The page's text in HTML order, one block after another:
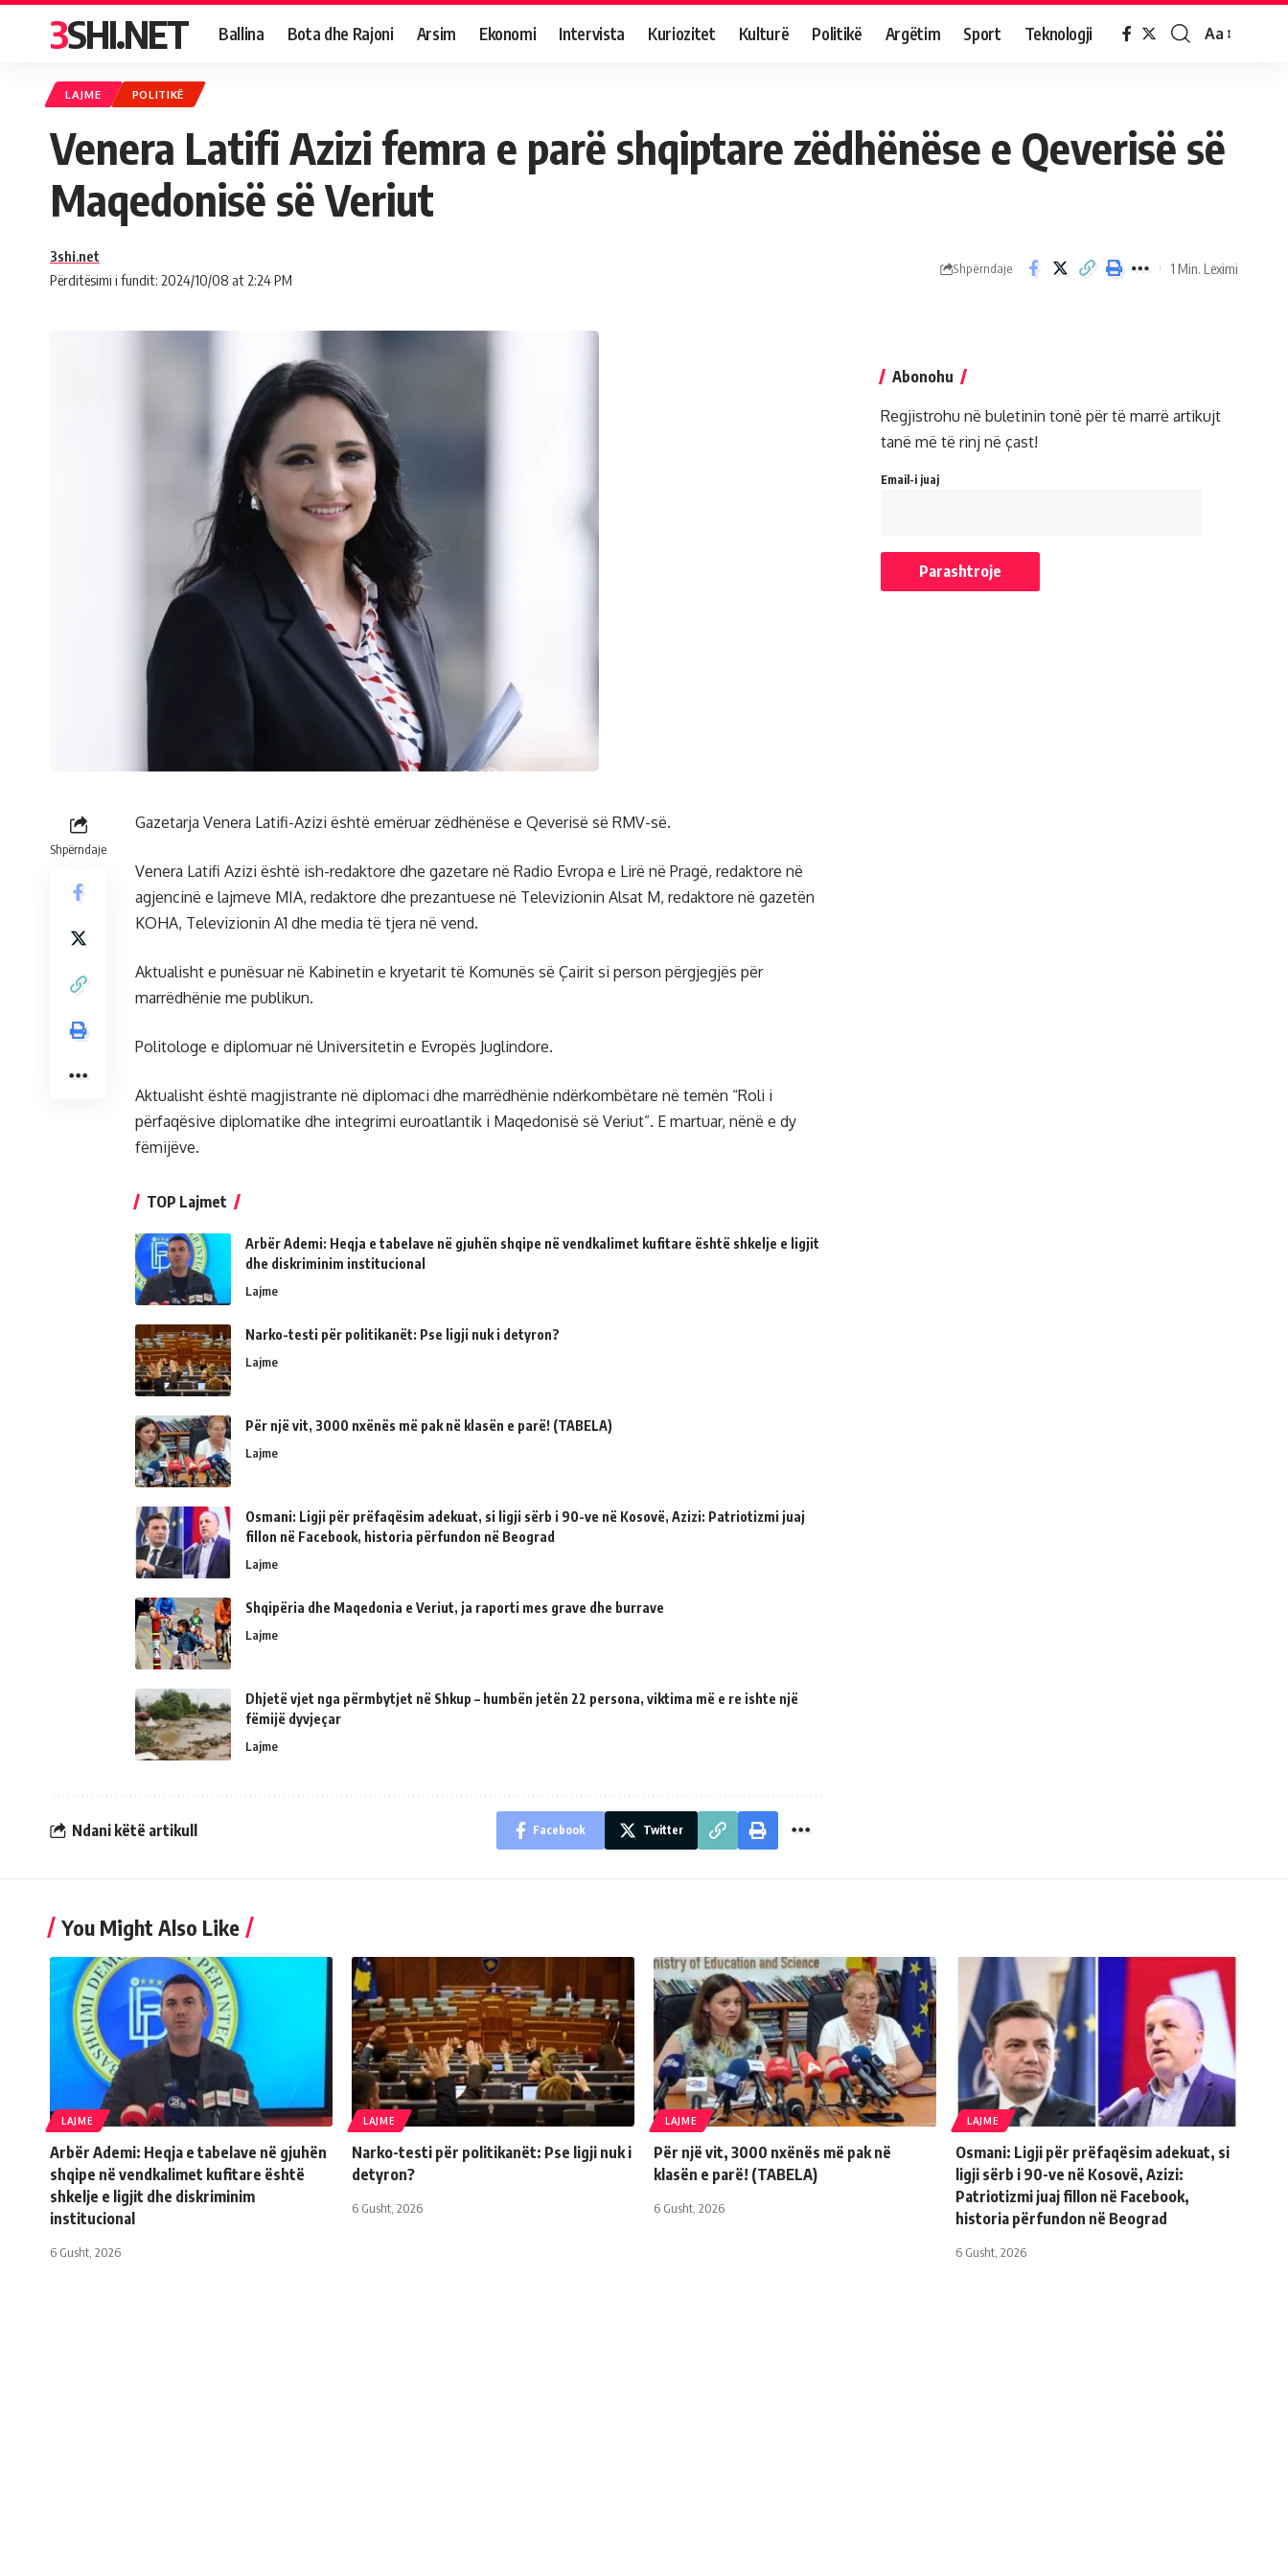
3SHI.NET Ballina Bota dhe Rajoni Arsim Ekonomi Intervista Kuriozitet Kulturë Politikë Argëtim Sport Teknologji Aa
LAJME POLITIKË
Venera Latifi Azizi femra e parë shqiptare zëdhënëse e Qeverisë së
Maqedonisë së Veriut
Përditësimi i fundit: 2024/10/08 at 2:24 PM
3shi.net
Shpërndaje 1 Min. Leximi
Shpërndaje
Gazetarja Venera Latifi-Azizi është emëruar zëdhënëse e Qeverisë së RMV-së.
Venera Latifi Azizi është ish-redaktore dhe gazetare në Radio Evropa e Lirë në Pragë, redaktore në
agjencinë e lajmeve MIA, redaktore dhe prezantuese në Televizionin Alsat M, redaktore në gazetën
KOHA, Televizionin A1 dhe media të tjera në vend.
Aktualisht e punësuar në Kabinetin e kryetarit të Komunës së Çairit si person përgjegjës për
marrëdhënie me publikun.
Politologe e diplomuar në Universitetin e Evropës Juglindore.
Aktualisht është magjistrante në diplomaci dhe marrëdhënie ndërkombëtare në temën “Roli i
përfaqësive diplomatike dhe integrimi euroatlantik i Maqedonisë së Veriut”. E martuar, nënë e dy
fëmijëve.
TOP Lajmet
Arbër Ademi: Heqja e tabelave në gjuhën shqipe në vendkalimet kufitare është shkelje e ligjit
dhe diskriminim institucional
Lajme
Narko-testi për politikanët: Pse ligji nuk i detyron?
Lajme
Për një vit, 3000 nxënës më pak në klasën e parë! (TABELA)
Lajme
Osmani: Ligji për prëfaqësim adekuat, si ligji sërb i 90-ve në Kosovë, Azizi: Patriotizmi juaj
fillon në Facebook, historia përfundon në Beograd
Lajme
Shqipëria dhe Maqedonia e Veriut, ja raporti mes grave dhe burrave
Lajme
Dhjetë vjet nga përmbytjet në Shkup – humbën jetën 22 persona, viktima më e re ishte një
fëmijë dyvjeçar
Lajme
Ndani këtë artikull Facebook Twitter
Abonohu
Regjistrohu në buletinin tonë për të marrë artikujt
tanë më të rinj në çast!
Email-i juaj
You Might Also Like
LAJME
Arbër Ademi: Heqja e tabelave në gjuhën
shqipe në vendkalimet kufitare është
shkelje e ligjit dhe diskriminim
institucional
6 Gusht, 2026
LAJME
Narko-testi për politikanët: Pse ligji nuk i
detyron?
6 Gusht, 2026
LAJME
Për një vit, 3000 nxënës më pak në
klasën e parë! (TABELA)
6 Gusht, 2026
LAJME
Osmani: Ligji për prëfaqësim adekuat, si
ligji sërb i 90-ve në Kosovë, Azizi:
Patriotizmi juaj fillon në Facebook,
historia përfundon në Beograd
6 Gusht, 2026